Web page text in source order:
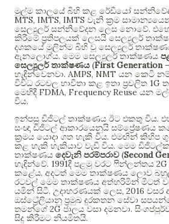
මුල්ම කාලයේ බිහි කළ රේඩියෝ
MTS, IMTS, IMTS වැනි ක්‍රම
සෙල්‍යුලර් සන්නිවේදන ලෙස නොවේ.
කිරීමේ ප්‍රතිපලයක් ලෙසයි සෙල්‍යුලර්
දශකයේ මුලින්ම බිහි වූ සෙල්‍යුලර්
ඇනලොග්ය. මෙම සෙල්‍යුලර් තාක්ෂණය
සෙල්‍යුලර් තාක්ෂණය (First Generation
හැඳින්වෙනවා. AMPS, NMT යන කෙටි
විවිධ රටවල භාවිතා කළ ඉතා ප්‍රචලිත 1G
මෙහිදී FDMA, Frequency Reuseයන
විය.
ඉන්පසු ඩිජිටල් තාක්ෂණය ඊට එකතු විය.
සංඥා ඩිජිටල් ආකාරයෙනුයි සම්ප්‍රේෂණය
ක්‍රමය යොදා ගත හැකි විය. එමඟින් කිහිප
කළ හැකි හැකියාව වැඩි විය. මෙම
තාක්ෂණය දෙවැනි පරම්පරාව (Second
හැඳින්වේ. 1991දී පළමු වරට ෆින්ලන්තය 2G
කළේය. අදටත් මෙම තාක්ෂණය ලොව
රටවල් මෙම තාක්ෂණය අත්හරිමින් මීටත්
යමින් සිටී. උදාහරණයක් ලෙස, 2016 වසර
ඔස්ට්‍රේලියානු ප්‍රමුඛ දුරකතන සේවා
තමන්ගේ 2Gජාලය වසා දමනවා.
සිදු කිරීමට නියමිතයි.